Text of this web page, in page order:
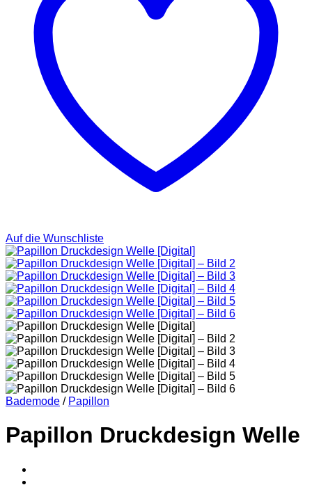
Auf die Wunschliste
Bademode / Papillon
Papillon Druckdesign Welle